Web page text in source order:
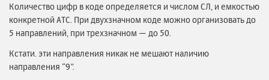
Количество цифр в коде определяется и числом СЛ, и емкостью
конкретной АТС. При двухзначном коде можно организовать до
5 направлений, при трехзначном — до 50.
Кстати. эти направления никак не мешают наличию
направления “9”.